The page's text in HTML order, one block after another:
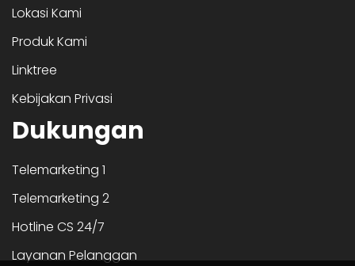
Lokasi Kami
Produk Kami
Linktree
Kebijakan Privasi
Dukungan
Telemarketing 1
Telemarketing 2
Hotline CS 24/7
Layanan Pelanggan